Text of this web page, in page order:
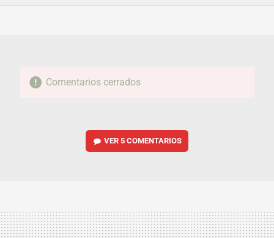
FACEBOOKTWITTERFLIPBOARD
E-
WHATSAPP
Comentarios cerrados
VER5 COMENTARIOS